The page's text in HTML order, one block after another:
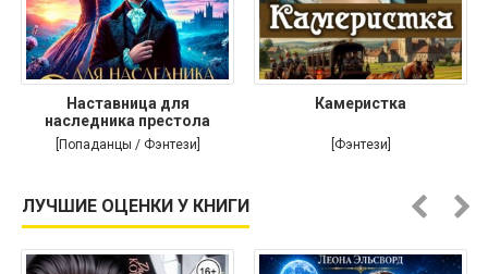
Наставница для
наследника престола
[Попаданцы / Фэнтези]
Камеристка
[Фэнтези]
ЛУЧШИЕ ОЦЕНКИ У КНИГИ